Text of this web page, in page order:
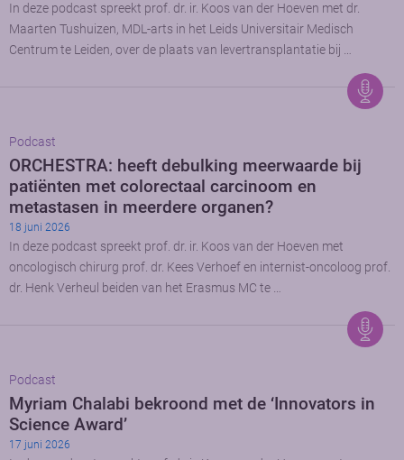
In deze podcast spreekt prof. dr. ir. Koos van der Hoeven met dr.
Maarten Tushuizen, MDL-arts in het Leids Universitair Medisch
Centrum te Leiden, over de plaats van levertransplantatie bij …
Podcast
ORCHESTRA: heeft debulking meerwaarde bij
patiënten met colorectaal carcinoom en
metastasen in meerdere organen?
18 juni 2026
In deze podcast spreekt prof. dr. ir. Koos van der Hoeven met
oncologisch chirurg prof. dr. Kees Verhoef en internist-oncoloog prof.
dr. Henk Verheul beiden van het Erasmus MC te …
Podcast
Myriam Chalabi bekroond met de ‘Innovators in
Science Award’
17 juni 2026